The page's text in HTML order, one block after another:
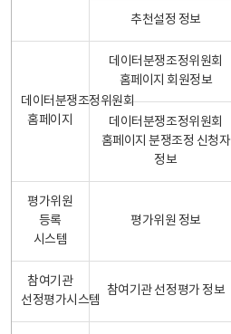
추천설정 정보
데이터분쟁조정위원회
홈페이지
데이터분쟁조정위원회
홈페이지 회원정보
데이터분쟁조정위원회
홈페이지 분쟁조정 신청자
정보
평가위원
등록
시스템
평가위원 정보
참여기관
선정평가시스템
참여기관 선정평가 정보